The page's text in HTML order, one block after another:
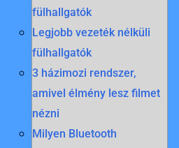
fülhallgatók
Legjobb vezeték nélküli
fülhallgatók
3 házimozi rendszer,
amivel élmény lesz filmet
nézni
Milyen Bluetooth